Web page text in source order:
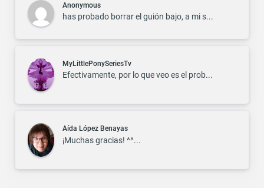
Anonymous
has probado borrar el guión bajo, a mi s...
MyLittlePonySeriesTv
Efectivamente, por lo que veo es el prob...
Aída López Benayas
¡Muchas gracias! ^^...